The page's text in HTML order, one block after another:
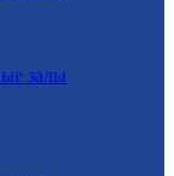
залы